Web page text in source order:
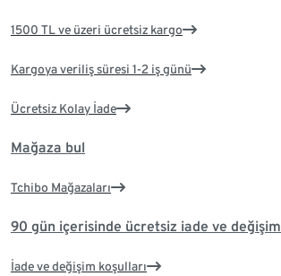
1500 TL ve üzeri ücretsiz kargo
Kargoya veriliş süresi 1-2 iş günü
Ücretsiz Kolay İade
Mağaza bul
Tchibo Mağazaları
90 gün içerisinde ücretsiz iade ve değişim
İade ve değişim koşulları